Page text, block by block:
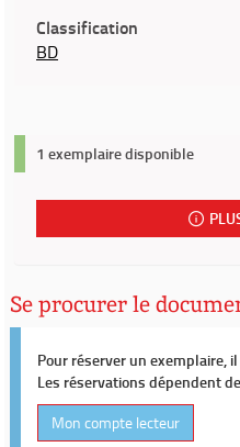
Classification
BD
1 exemplaire disponible
Se procurer le
Pour réserver un exemplaire,
Les réservations dépendent
Mon compte lecteur